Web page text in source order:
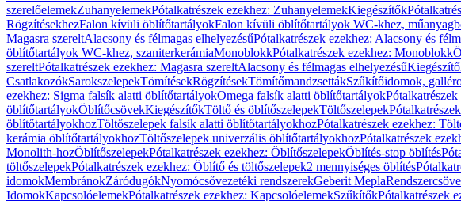
szerelőelemekZuhanyelemekPótalkatrészek ezekhez: ZuhanyelemekKiegészítők
RögzítésekhezFalon kívüli öblítőtartályokFalon kívüli öblítőtartályok WC-khez,
Magasra szereltAlacsony és félmagas elhelyezésűPótalkatrészek ezekhez: Alacsony és
öblítőtartályok WC-khez, szaniterkerámiaMonoblokkPótalkatrészek ezekhez: Monoblokk
szereltPótalkatrészek ezekhez: Magasra szereltAlacsony és félmagas elhelyezésű
CsatlakozókSarokszelepekTömítésekRögzítésekTömítőmandzsettákSzűkítőidomok,
ezekhez: Sigma falsík alatti öblítőtartályokOmega falsík alatti öblítőtartályok
öblítőtartályokÖblítőcsövekKiegészítőkTöltő és öblítőszelepekTöltőszelepek
öblítőtartályokhozTöltőszelepek falsík alatti öblítőtartályokhozPótalkatrészek ezekhez:
kerámia öblítőtartályokhozTöltőszelepek univerzális öblítőtartályokhozPótalkatrészek
Monolith-hozÖblítőszelepekPótalkatrészek ezekhez: ÖblítőszelepekÖblítés-stop öblítés
töltőszelepekPótalkatrészek ezekhez: Öblítő és töltőszelepek2 mennyiséges öblítés
idomokMembránokZáródugókNyomócsővezetéki rendszerekGeberit Mepla
IdomokKapcsolóelemekPótalkatrészek ezekhez: KapcsolóelemekSzűkítőkPótalkatrészek